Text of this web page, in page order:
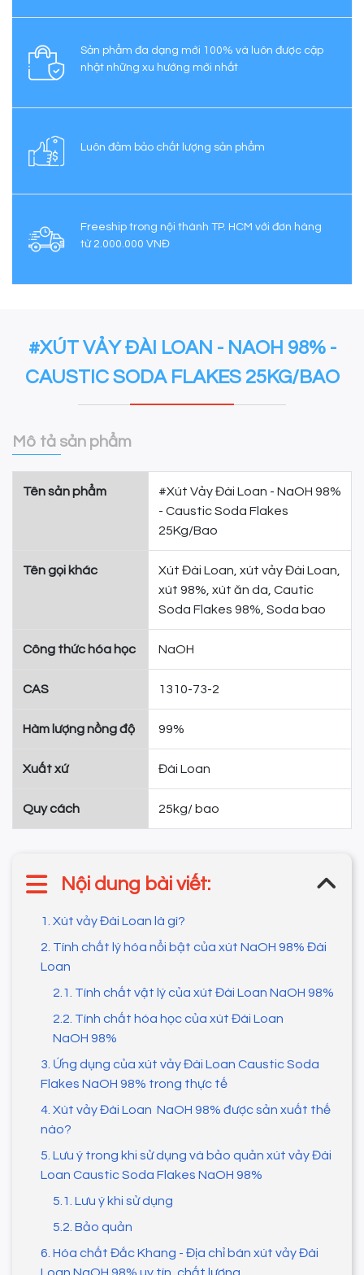
Sản phẩm đa dạng mới 100% và luôn được cập
nhật những xu hướng mới nhất
Luôn đảm bảo chất lượng sản phẩm
Freeship trong nội thành TP. HCM với đơn hàng
từ 2.000.000 VNĐ
#XÚT VẢY ĐÀI LOAN - NAOH 98% -
CAUSTIC SODA FLAKES 25KG/BAO
Mô tả sản phẩm
Tên sản phẩm
#Xút Vảy Đài Loan - NaOH 98%
- Caustic Soda Flakes
25Kg/Bao
Tên gọi khác
Xút Đài Loan, xút vảy Đài Loan,
xút 98%, xút ăn da, Cautic
Soda Flakes 98%, Soda bao
Công thức hóa học NaOH
CAS 1310-73-2
Hàm lượng nồng độ 99%
Xuất xứ Đài Loan
Quy cách 25kg/ bao
Nội dung bài viết:
1. Xút vảy Đài Loan là gì?
2. Tính chất lý hóa nổi bật của xút NaOH 98% Đài
Loan
2.1. Tính chất vật lý của xút Đài Loan NaOH 98%
2.2. Tính chất hóa học của xút Đài Loan
NaOH 98%
3. Ứng dụng của xút vảy Đài Loan Caustic Soda
Flakes NaOH 98% trong thực tế
4. Xút vảy Đài Loan NaOH 98% được sản xuất thế
nào?
5. Lưu ý trong khi sử dụng và bảo quản xút vảy Đài
Loan Caustic Soda Flakes NaOH 98%
5.1. Lưu ý khi sử dụng
5.2. Bảo quản
6. Hóa chất Đắc Khang - Địa chỉ bán xút vảy Đài